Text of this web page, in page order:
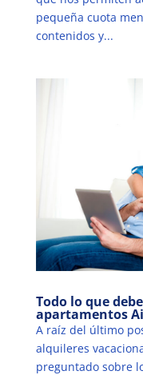
pequeña cuota
contenidos y...
Todo lo que
apartamentos
A raíz del último
alquileres
preguntado sobre